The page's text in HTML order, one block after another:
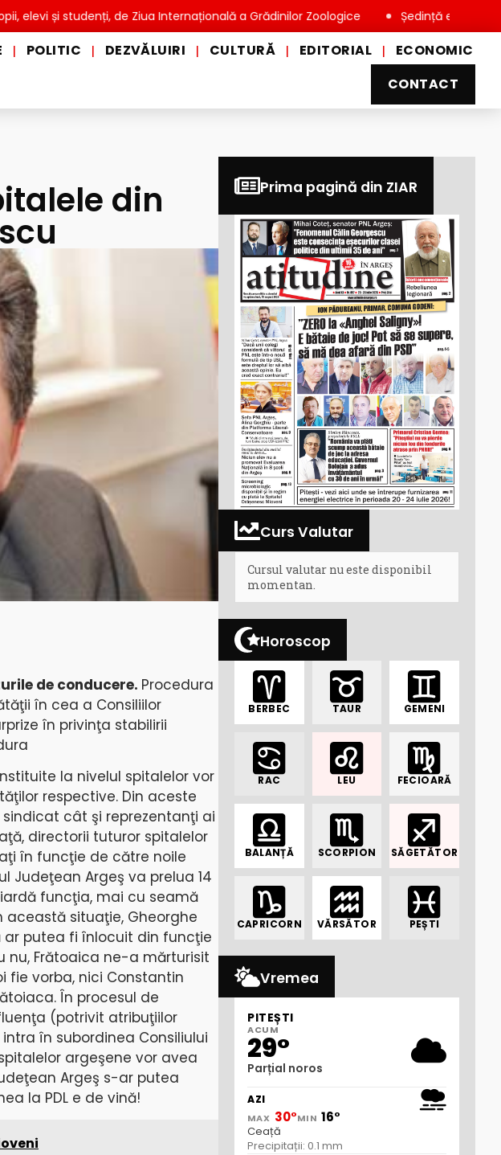
studenți, de Ziua Internațională a Grădinilor Zoologice Ședință extraordinară la
| POLITIC | DEZVĂLUIRI | CULTURĂ | EDITORIAL |
ECONOMIC
CONTACT
din
de conducere. Procedura
în cea a Consiliilor
în privinţa stabilirii
la nivelul spitalelor vor
respective. Din aceste
cât şi reprezentanţi ai
directorii tuturor spitalelor
în funcţie de către noile
Judeţean Argeş va prelua 14
funcţia, mai cu seamă
această situaţie, Gheorghe
ar putea fi înlocuit din funcţie
nu, Frătoaica ne-a mărturisit
fie vorba, nici Constantin
În procesul de
(potrivit atribuţiilor
în subordinea Consiliului
argeşene vor avea
Argeş s-ar putea
la PDL e de vină!
Prima pagină din ZIAR
Curs Valutar
Cursul valutar nu este disponibil
momentan.
Horoscop
BERBEC TAUR GEMENI
RAC LEU FECIOARĂ
BALANȚĂ SCORPION SĂGETĂTOR
CAPRICORN VĂRSĂTOR PEȘTI
Vremea
PITEȘTI
ACUM
29°
Parțial noros
AZI
MAX 30°MIN 16°
Ceață
Precipitații: 0.1 mm